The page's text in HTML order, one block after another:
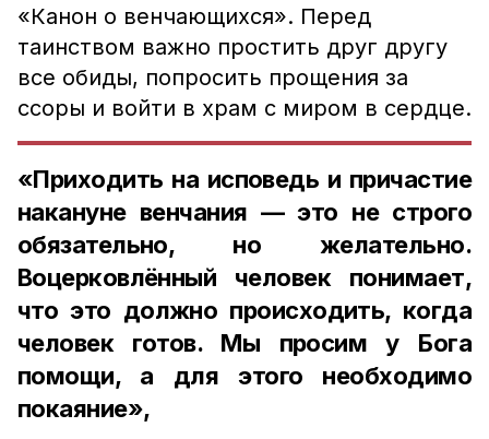
«Канон о венчающихся». Перед
таинством важно простить друг другу
все обиды, попросить прощения за
ссоры и войти в храм с миром в сердце.
«Приходить на исповедь и причастие
накануне венчания — это не строго
обязательно, но желательно.
Воцерковлённый человек понимает,
что это должно происходить, когда
человек готов. Мы просим у Бога
помощи, а для этого необходимо
покаяние»,